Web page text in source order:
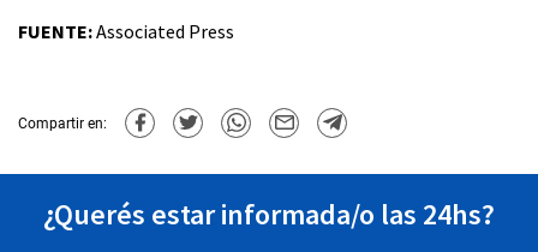
FUENTE:Associated Press
Compartir en:
¿Querés estar informada/o las 24hs?